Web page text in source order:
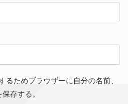
るためブラウザーに自分の名前、
存する。